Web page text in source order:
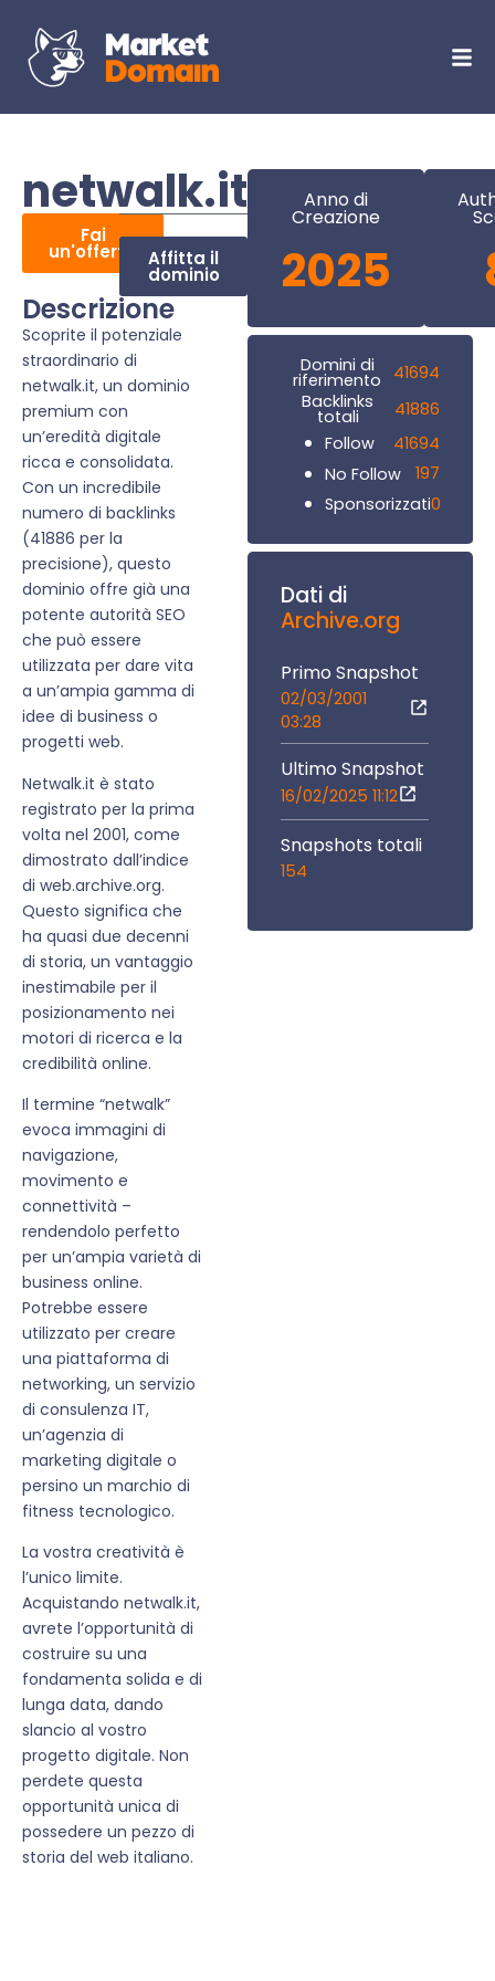
netwalk.it
Fai
un'offerta Affitta il
dominio
Descrizione
Scoprite il potenziale
straordinario di
netwalk.it, un dominio
premium con
un’eredità digitale
ricca e consolidata.
Con un incredibile
numero di backlinks
(41886 per la
precisione), questo
dominio offre già una
potente autorità SEO
che può essere
utilizzata per dare vita
a un’ampia gamma di
idee di business o
progetti web.
Netwalk.it è stato
registrato per la prima
volta nel 2001, come
dimostrato dall’indice
di web.archive.org.
Questo significa che
ha quasi due decenni
di storia, un vantaggio
inestimabile per il
posizionamento nei
motori di ricerca e la
credibilità online.
Il termine “netwalk”
evoca immagini di
navigazione,
movimento e
connettività –
rendendolo perfetto
per un’ampia varietà di
business online.
Potrebbe essere
utilizzato per creare
una piattaforma di
networking, un servizio
di consulenza IT,
un’agenzia di
marketing digitale o
persino un marchio di
fitness tecnologico.
La vostra creatività è
l’unico limite.
Acquistando netwalk.it,
avrete l’opportunità di
costruire su una
fondamenta solida e di
lunga data, dando
slancio al vostro
progetto digitale. Non
perdete questa
opportunità unica di
possedere un pezzo di
storia del web italiano.
Anno di
Creazione
2025
Domini di
riferimento
41694
Backlinks
totali
41886
Follow
41694
No Follow
197
Sponsorizzati0
Dati di
Archive.org
Primo Snapshot
02/03/2001
03:28
Ultimo Snapshot
16/02/2025 11:12
Snapshots totali
154